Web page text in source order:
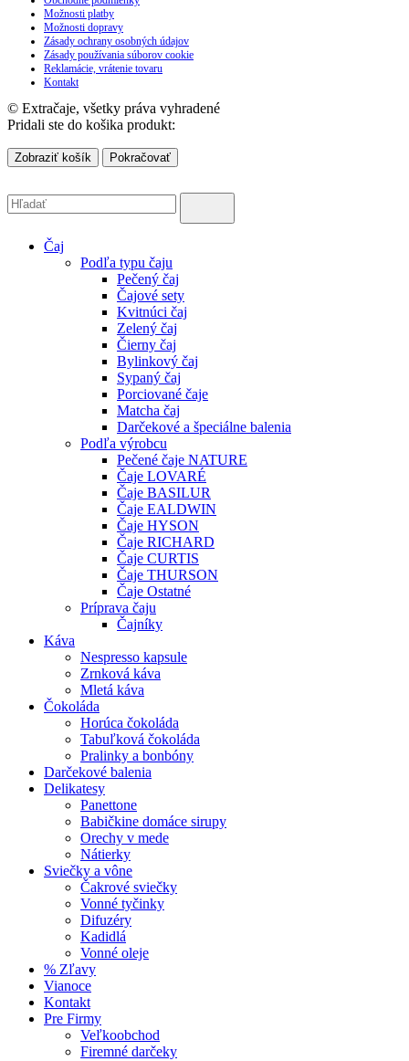
Možnosti platby
Možnosti dopravy
Zásady ochrany osobných údajov
Zásady používania súborov cookie
Reklamácie, vrátenie tovaru
Kontakt
© Extračaje, všetky práva vyhradené
Pridali ste do košika produkt:
Zobraziť košík Pokračovať
Čaj
Podľa typu čaju
Pečený čaj
Čajové sety
Kvitnúci čaj
Zelený čaj
Čierny čaj
Bylinkový čaj
Sypaný čaj
Porciované čaje
Matcha čaj
Darčekové a špeciálne balenia
Podľa výrobcu
Pečené čaje NATURE
Čaje LOVARÉ
Čaje BASILUR
Čaje EALDWIN
Čaje HYSON
Čaje RICHARD
Čaje CURTIS
Čaje THURSON
Čaje Ostatné
Príprava čaju
Čajníky
Káva
Nespresso kapsule
Zrnková káva
Mletá káva
Čokoláda
Horúca čokoláda
Tabuľková čokoláda
Pralinky a bonbóny
Darčekové balenia
Delikatesy
Panettone
Babičkine domáce sirupy
Orechy v mede
Nátierky
Sviečky a vône
Čakrové sviečky
Vonné tyčinky
Difuzéry
Kadidlá
Vonné oleje
% Zľavy
Vianoce
Kontakt
Pre Firmy
Veľkoobchod
Firemné darčeky